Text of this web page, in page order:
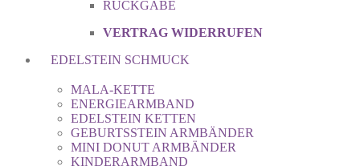
RÜCKGABE
VERTRAG WIDERRUFEN
EDELSTEIN SCHMUCK
MALA-KETTE
ENERGIEARMBAND
EDELSTEIN KETTEN
GEBURTSSTEIN ARMBÄNDER
MINI DONUT ARMBÄNDER
KINDERARMBAND